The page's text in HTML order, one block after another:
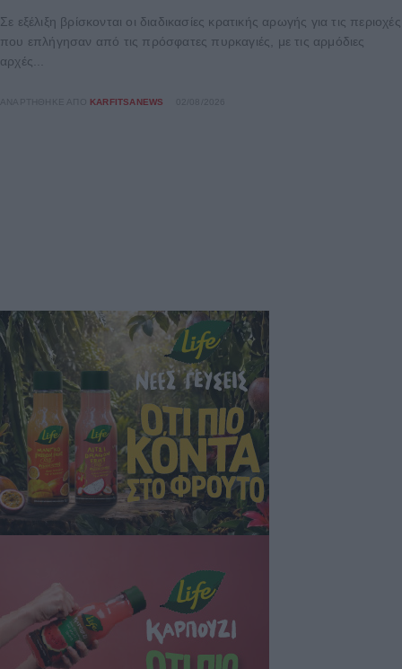
Σε εξέλιξη βρίσκονται οι διαδικασίες κρατικής αρωγής για τις περιοχές
που επλήγησαν από τις πρόσφατες πυρκαγιές, με τις αρμόδιες
αρχές...
KARFITSANEWS